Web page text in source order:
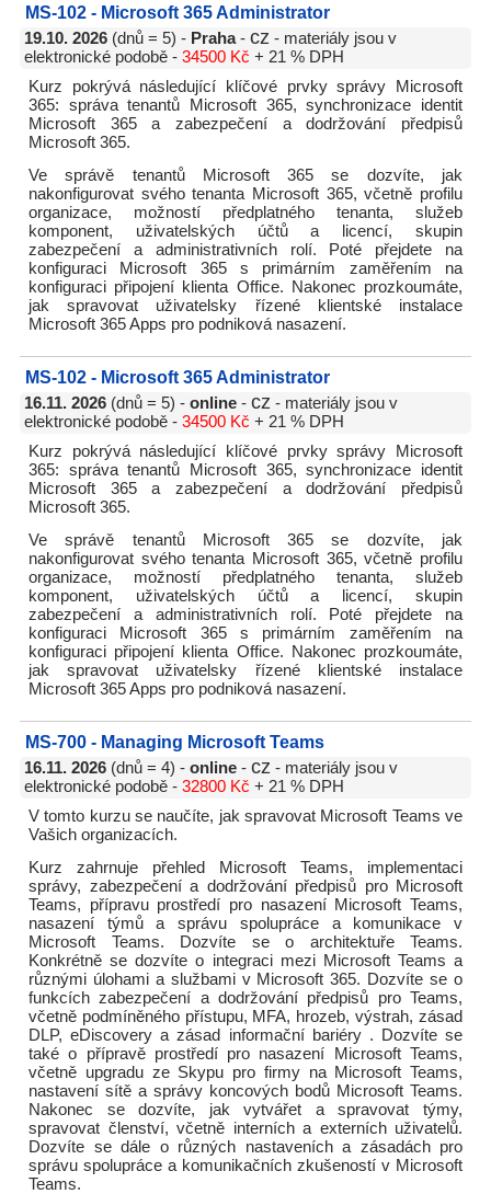
MS-102 - Microsoft 365 Administrator
19.10. 2026 (dnů = 5) - Praha- cz - materiály jsou v
elektronické podobě - 34500 Kč + 21 % DPH
Kurz pokrývá následující klíčové prvky správy Microsoft
365: správa tenantů Microsoft 365, synchronizace identit
Microsoft 365 a zabezpečení a dodržování předpisů
Microsoft 365.
Ve správě tenantů Microsoft 365 se dozvíte, jak
nakonfigurovat svého tenanta Microsoft 365, včetně profilu
organizace, možností předplatného tenanta, služeb
komponent, uživatelských účtů a licencí, skupin
zabezpečení a administrativních rolí. Poté přejdete na
konfiguraci Microsoft 365 s primárním zaměřením na
konfiguraci připojení klienta Office. Nakonec prozkoumáte,
jak spravovat uživatelsky řízené klientské instalace
Microsoft 365 Apps pro podniková nasazení.
MS-102 - Microsoft 365 Administrator
16.11. 2026 (dnů = 5) - online - cz - materiály jsou v
elektronické podobě - 34500 Kč + 21 % DPH
Kurz pokrývá následující klíčové prvky správy Microsoft
365: správa tenantů Microsoft 365, synchronizace identit
Microsoft 365 a zabezpečení a dodržování předpisů
Microsoft 365.
Ve správě tenantů Microsoft 365 se dozvíte, jak
nakonfigurovat svého tenanta Microsoft 365, včetně profilu
organizace, možností předplatného tenanta, služeb
komponent, uživatelských účtů a licencí, skupin
zabezpečení a administrativních rolí. Poté přejdete na
konfiguraci Microsoft 365 s primárním zaměřením na
konfiguraci připojení klienta Office. Nakonec prozkoumáte,
jak spravovat uživatelsky řízené klientské instalace
Microsoft 365 Apps pro podniková nasazení.
MS-700 - Managing Microsoft Teams
16.11. 2026 (dnů = 4) - online - cz - materiály jsou v
elektronické podobě - 32800 Kč + 21 % DPH
V tomto kurzu se naučíte, jak spravovat Microsoft Teams ve
Vašich organizacích.
Kurz zahrnuje přehled Microsoft Teams, implementaci
správy, zabezpečení a dodržování předpisů pro Microsoft
Teams, přípravu prostředí pro nasazení Microsoft Teams,
nasazení týmů a správu spolupráce a komunikace v
Microsoft Teams. Dozvíte se o architektuře Teams.
Konkrétně se dozvíte o integraci mezi Microsoft Teams a
různými úlohami a službami v Microsoft 365. Dozvíte se o
funkcích zabezpečení a dodržování předpisů pro Teams,
včetně podmíněného přístupu, MFA, hrozeb, výstrah, zásad
DLP, eDiscovery a zásad informační bariéry . Dozvíte se
také o přípravě prostředí pro nasazení Microsoft Teams,
včetně upgradu ze Skypu pro firmy na Microsoft Teams,
nastavení sítě a správy koncových bodů Microsoft Teams.
Nakonec se dozvíte, jak vytvářet a spravovat týmy,
spravovat členství, včetně interních a externích uživatelů.
Dozvíte se dále o různých nastaveních a zásadách pro
správu spolupráce a komunikačních zkušeností v Microsoft
Teams.